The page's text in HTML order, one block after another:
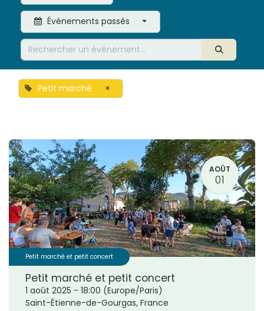
Événements passés
Petit marché ×
AOÛT
01
Petit marché et petit concert
Petit marché et petit concert
1 août 2025 - 18:00 (Europe/Paris)
Saint-Étienne-de-Gourgas, France